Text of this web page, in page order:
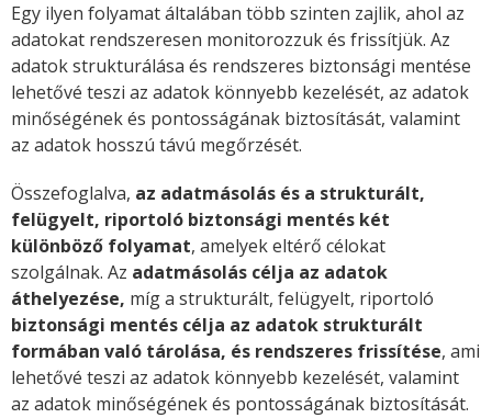
Egy ilyen folyamat általában több szinten zajlik, ahol az
adatokat rendszeresen monitorozzuk és frissítjük. Az
adatok strukturálása és rendszeres biztonsági mentése
lehetővé teszi az adatok könnyebb kezelését, az adatok
minőségének és pontosságának biztosítását, valamint
az adatok hosszú távú megőrzését.
Összefoglalva, az adatmásolás és a strukturált,
felügyelt, riportoló biztonsági mentés két
különböző folyamat, amelyek eltérő célokat
szolgálnak. Az adatmásolás célja az adatok
áthelyezése, míg a strukturált, felügyelt, riportoló
biztonsági mentés célja az adatok strukturált
formában való tárolása, és rendszeres frissítése, ami
lehetővé teszi az adatok könnyebb kezelését, valamint
az adatok minőségének és pontosságának biztosítását.